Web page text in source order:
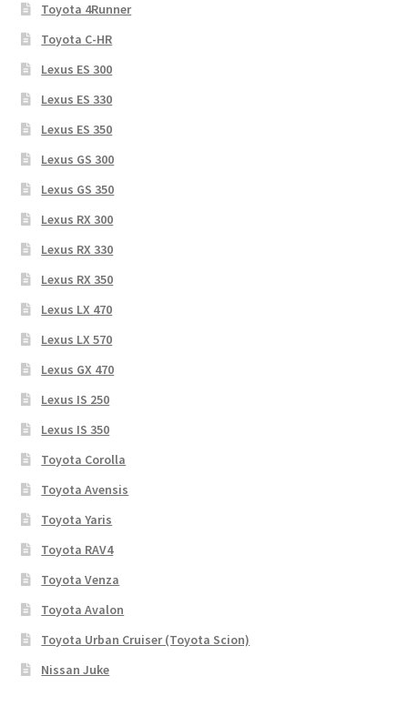
Toyota 4Runner
Toyota C-HR
Lexus ES 300
Lexus ES 330
Lexus ES 350
Lexus GS 300
Lexus GS 350
Lexus RX 300
Lexus RX 330
Lexus RX 350
Lexus LX 470
Lexus LX 570
Lexus GX 470
Lexus IS 250
Lexus IS 350
Toyota Corolla
Toyota Avensis
Toyota Yaris
Toyota RAV4
Toyota Venza
Toyota Avalon
Toyota Urban Cruiser (Toyota Scion)
Nissan Juke